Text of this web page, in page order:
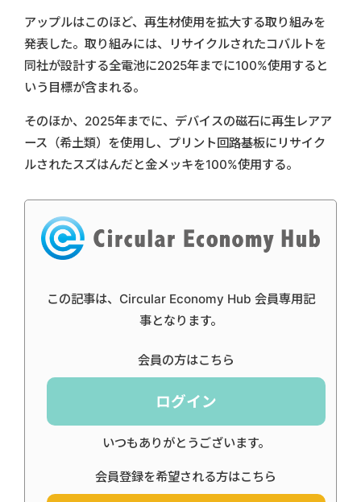
アップルはこのほど、再生材使用を拡大する取り組みを
発表した。取り組みには、リサイクルされたコバルトを
同社が設計する全電池に2025年までに100%使用すると
いう目標が含まれる。
そのほか、2025年までに、デバイスの磁石に再生レアア
ース（希土類）を使用し、プリント回路基板にリサイク
ルされたスズはんだと金メッキを100%使用する。
この記事は、Circular Economy Hub 会員専用記
事となります。
会員の方はこちら
ログイン
いつもありがとうございます。
会員登録を希望される方はこちら